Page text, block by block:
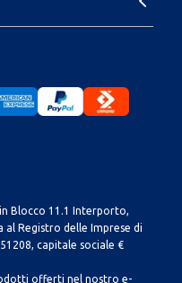
Blocco 11.1 Interporto,
al Registro delle Imprese di
capitale sociale €
offerti nel nostro e-